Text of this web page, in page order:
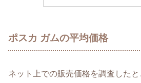
ポスカ ガムの平均価格
ネット上での販売価格を調査したと